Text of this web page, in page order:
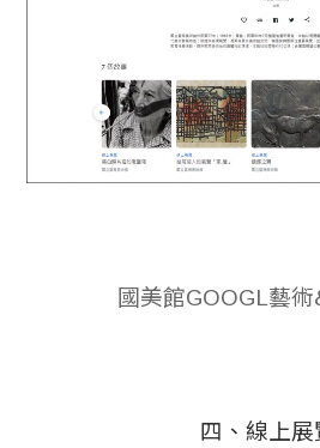
國美館GOOGL藝
四、線上展